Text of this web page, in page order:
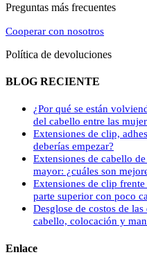
Preguntas más frecuentes
Cooperar con nosotros
Política de devoluciones
BLOG RECIENTE
¿Por qué se están
del cabello entre las
Extensiones de clip,
deberías empezar?
Extensiones de cabello
mayor: ¿cuáles son
Extensiones de clip
parte superior con poco
Desglose de costos de
cabello, colocación y
Enlace